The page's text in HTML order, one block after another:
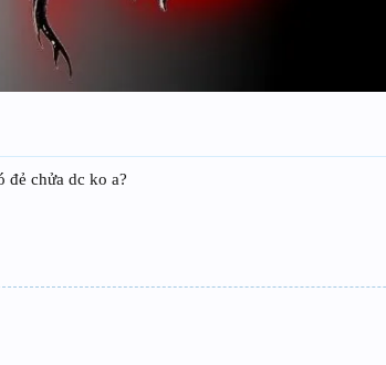
đẻ chửa dc ko a?